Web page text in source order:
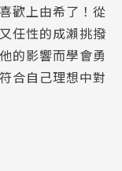
歡上由希了！從
任性的成瀨挑撥
的影響而學會勇
合自己理想中對